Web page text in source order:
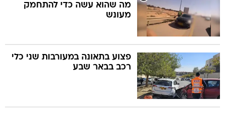
מה שהוא עשה כדי להתחמק
מעונש
פצוע בתאונה במעורבות שני כלי
רכב בבאר שבע